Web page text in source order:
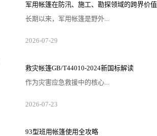
军用帐篷在防汛、施工、勘探领域的跨界价值
长期以来，军用帐篷是野外...
2026-07-29
救灾帐篷GB/T44010-2024新国标解读
作为灾害应急救援中的核心...
2026-07-23
93型班用帐篷使用全攻略